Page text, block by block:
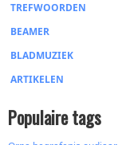
TREFWOORDEN
BEAMER
BLADMUZIEK
ARTIKELEN
Populaire tags